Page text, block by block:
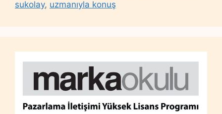
sukolay, uzmanıyla konuş